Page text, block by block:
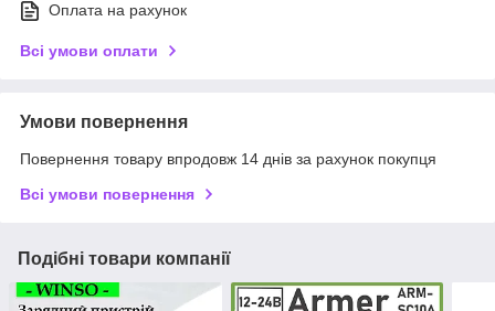
Оплата на рахунок
Всі умови оплати
Умови повернення
Повернення товару впродовж 14 днів за рахунок покупця
Всі умови повернення
Подібні товари компанії